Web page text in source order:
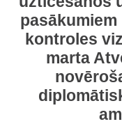
kontroles
marta